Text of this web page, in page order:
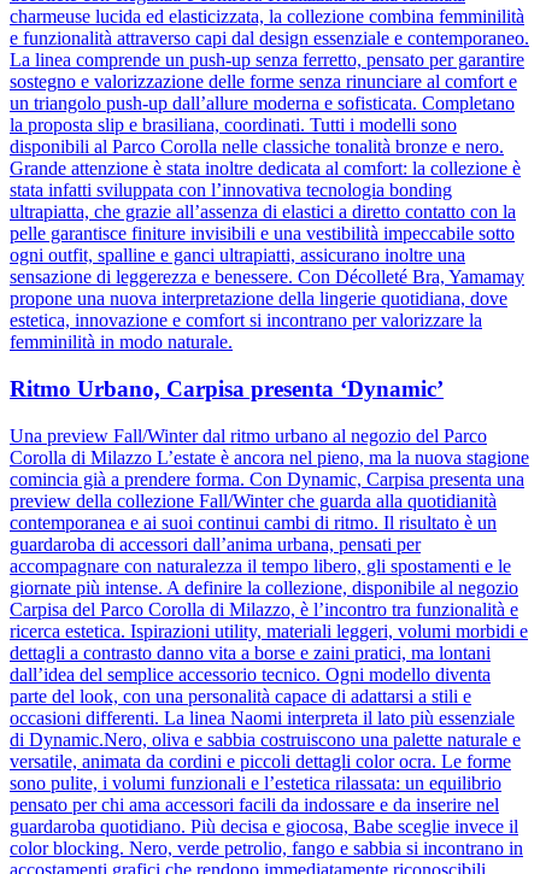
charmeuse lucida ed elasticizzata, la collezione combina femminilità
e funzionalità attraverso capi dal design essenziale e contemporaneo.
La linea comprende un push-up senza ferretto, pensato per garantire
sostegno e valorizzazione delle forme senza rinunciare al comfort e
un triangolo push-up dall’allure moderna e sofisticata. Completano
la proposta slip e brasiliana, coordinati. Tutti i modelli sono
disponibili al Parco Corolla nelle classiche tonalità bronze e nero.
Grande attenzione è stata inoltre dedicata al comfort: la collezione è
stata infatti sviluppata con l’innovativa tecnologia bonding
ultrapiatta, che grazie all’assenza di elastici a diretto contatto con la
pelle garantisce finiture invisibili e una vestibilità impeccabile sotto
ogni outfit, spalline e ganci ultrapiatti, assicurano inoltre una
sensazione di leggerezza e benessere. Con Décolleté Bra, Yamamay
propone una nuova interpretazione della lingerie quotidiana, dove
estetica, innovazione e comfort si incontrano per valorizzare la
femminilità in modo naturale.
Ritmo Urbano, Carpisa presenta ‘Dynamic’
Una preview Fall/Winter dal ritmo urbano al negozio del Parco
Corolla di Milazzo L’estate è ancora nel pieno, ma la nuova stagione
comincia già a prendere forma. Con Dynamic, Carpisa presenta una
preview della collezione Fall/Winter che guarda alla quotidianità
contemporanea e ai suoi continui cambi di ritmo. Il risultato è un
guardaroba di accessori dall’anima urbana, pensati per
accompagnare con naturalezza il tempo libero, gli spostamenti e le
giornate più intense. A definire la collezione, disponibile al negozio
Carpisa del Parco Corolla di Milazzo, è l’incontro tra funzionalità e
ricerca estetica. Ispirazioni utility, materiali leggeri, volumi morbidi e
dettagli a contrasto danno vita a borse e zaini pratici, ma lontani
dall’idea del semplice accessorio tecnico. Ogni modello diventa
parte del look, con una personalità capace di adattarsi a stili e
occasioni differenti. La linea Naomi interpreta il lato più essenziale
di Dynamic.Nero, oliva e sabbia costruiscono una palette naturale e
versatile, animata da cordini e piccoli dettagli color ocra. Le forme
sono pulite, i volumi funzionali e l’estetica rilassata: un equilibrio
pensato per chi ama accessori facili da indossare e da inserire nel
guardaroba quotidiano. Più decisa e giocosa, Babe sceglie invece il
color blocking. Nero, verde petrolio, fango e sabbia si incontrano in
accostamenti grafici che rendono immediatamente riconoscibili